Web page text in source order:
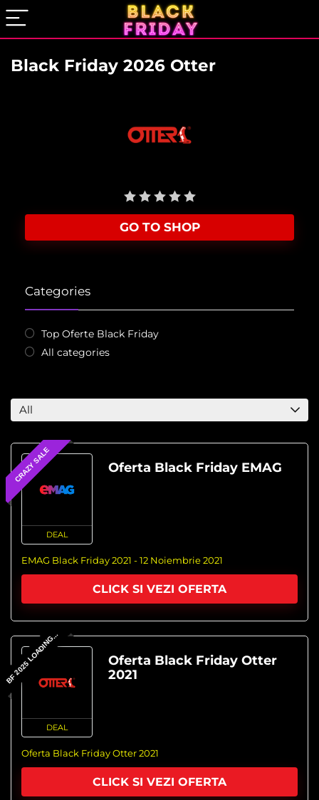
Black Friday 2026 Otter
GO TO SHOP
Categories
Top Oferte Black Friday
All categories
All
CRAZY SALE
DEAL
Oferta Black Friday EMAG
EMAG Black Friday 2021 - 12 Noiembrie 2021
CLICK SI VEZI OFERTA
BF 2025 LOADING...
DEAL
Oferta Black Friday Otter
2021
Oferta Black Friday Otter 2021
CLICK SI VEZI OFERTA